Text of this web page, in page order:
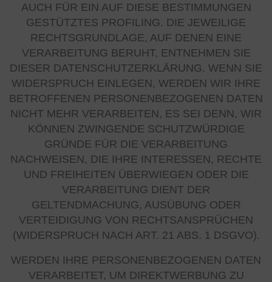
AUCH FÜR EIN AUF DIESE BESTIMMUNGEN
GESTÜTZTES PROFILING. DIE JEWEILIGE
RECHTSGRUNDLAGE, AUF DENEN EINE
VERARBEITUNG BERUHT, ENTNEHMEN SIE
DIESER DATENSCHUTZERKLÄRUNG. WENN SIE
WIDERSPRUCH EINLEGEN, WERDEN WIR IHRE
BETROFFENEN PERSONENBEZOGENEN DATEN
NICHT MEHR VERARBEITEN, ES SEI DENN, WIR
KÖNNEN ZWINGENDE SCHUTZWÜRDIGE
GRÜNDE FÜR DIE VERARBEITUNG
NACHWEISEN, DIE IHRE INTERESSEN, RECHTE
UND FREIHEITEN ÜBERWIEGEN ODER DIE
VERARBEITUNG DIENT DER
GELTENDMACHUNG, AUSÜBUNG ODER
VERTEIDIGUNG VON RECHTSANSPRÜCHEN
(WIDERSPRUCH NACH ART. 21 ABS. 1 DSGVO).
WERDEN IHRE PERSONENBEZOGENEN DATEN
VERARBEITET, UM DIREKTWERBUNG ZU